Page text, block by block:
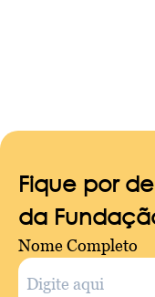
Fique por
da
Nome Completo